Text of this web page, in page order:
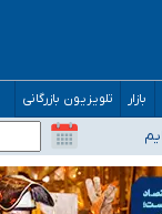
بازار تلویزیون بازرگانی